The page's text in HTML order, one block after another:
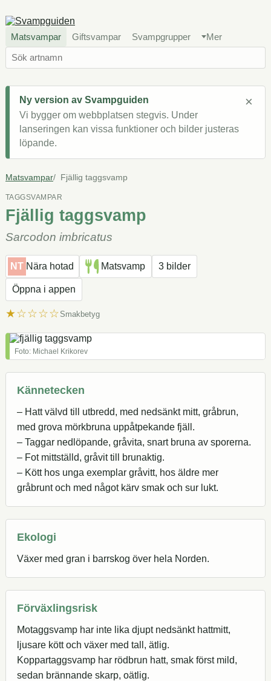
Matsvampar Giftsvampar Svampgrupper Mer
Ny version av Svampguiden
Vi bygger om webbplatsen stegvis. Under
lanseringen kan vissa funktioner och bilder justeras
löpande.
×
Matsvampar Fjällig taggsvamp
TAGGSVAMPAR
Fjällig taggsvamp
Sarcodon imbricatus
NT Nära hotad Matsvamp 3 bilder
Öppna i appen
★☆☆☆☆ Smakbetyg
Foto: Michael Krikorev
Kännetecken
– Hatt välvd till utbredd, med nedsänkt mitt, gråbrun,
med grova mörkbruna uppåtpekande fjäll.
– Taggar nedlöpande, gråvita, snart bruna av sporerna.
– Fot mittställd, gråvit till brunaktig.
– Kött hos unga exemplar gråvitt, hos äldre mer
gråbrunt och med något kärv smak och sur lukt.
Ekologi
Växer med gran i barrskog över hela Norden.
Förväxlingsrisk
Motaggsvamp har inte lika djupt nedsänkt hattmitt,
ljusare kött och växer med tall, ätlig.
Koppartaggsvamp har rödbrun hatt, smak först mild,
sedan brännande skarp, oätlig.